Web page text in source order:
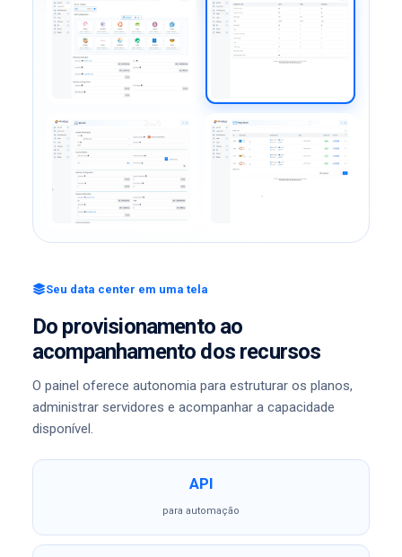
Seu data center em uma tela
Do provisionamento ao
acompanhamento dos recursos
O painel oferece autonomia para estruturar os planos,
administrar servidores e acompanhar a capacidade
disponível.
API
para automação